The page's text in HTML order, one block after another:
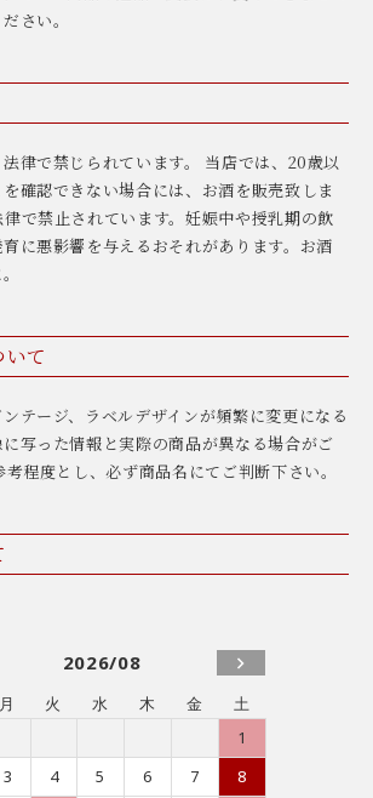
さい。
律で禁じられています。 当店では、20歳以
確認できない場合には、お酒を販売致しま
で禁止されています。妊娠中や授乳期の飲
に悪影響を与えるおそれがあります。お酒
て
テージ、ラベルデザインが頻繁に変更になる
写った情報と実際の商品が異なる場合がご
程度とし、必ず商品名にてご判断下さい。
2026/08
月 火 水 木 金
土
1
3 4 5 6 7
8